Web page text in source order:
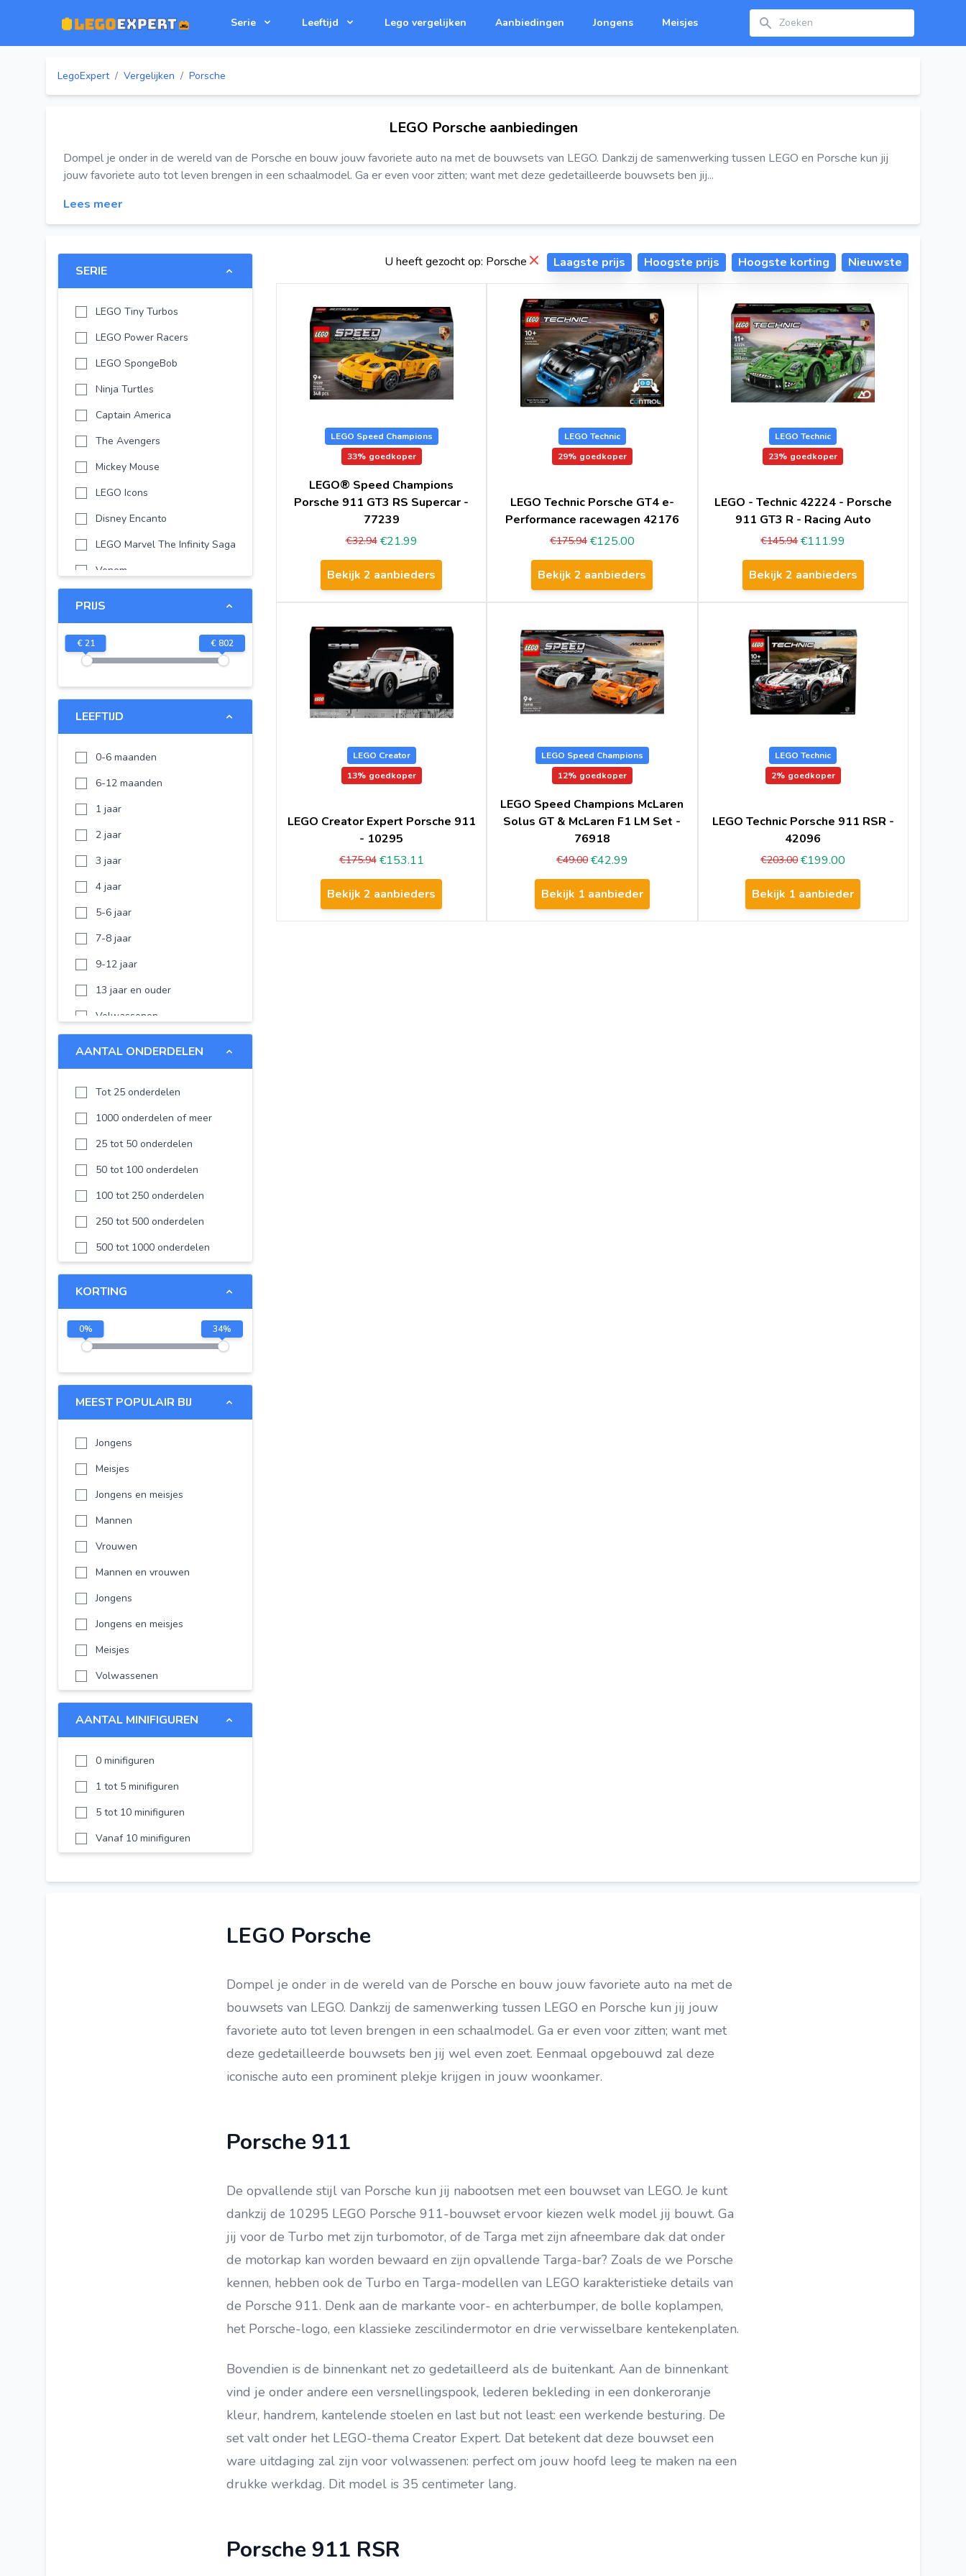
Serie Leeftijd Lego vergelijken Aanbiedingen Jongens Meisjes Zoeken
LegoExpert / Vergelijken / Porsche
LEGO Porsche aanbiedingen
Dompel je onder in de wereld van de Porsche en bouw jouw favoriete auto na met de bouwsets van LEGO. Dankzij de samenwerking tussen LEGO en Porsche kun jij
jouw favoriete auto tot leven brengen in een schaalmodel. Ga er even voor zitten; want met deze gedetailleerde bouwsets ben jij...
Lees meer
SERIE
LEGO Tiny Turbos
LEGO Power Racers
LEGO SpongeBob
Ninja Turtles
Captain America
The Avengers
Mickey Mouse
LEGO Icons
Disney Encanto
LEGO Marvel The Infinity Saga
Venom
LEGO Marvel
Disney Princess Frozen
LEGO DREAMZzz
LEGO Animal Crossing
LEGO Gabby's Dollhouse
LEGO Iconic
LEGO Ninjago
Lego Ninjago
Lego Disney Princes
LEGO Duplo
LEGO Despicable Me
LEGO Wicked
LEGO Fortnite
LEGO Horizon
LEGO Botanicals
Disney
Disney Frozen
LEGO Editions
Technic
LEGO Editions Football
LEGO The Legend of Zelda
LEGO Pokémon
LEGO City
LEGO Friends
LEGO Iconic
LEGO Spider-Man
Disney
-
-
LEGO The Legend of Zelda
LEGO Star Wars
LEGO City
LEGO Friends
LEGO NINJAGO
LEGO Creator
LEGO Minifigures
LEGO Super Heroes
LEGO Technic
LEGO Disney
LEGO Chima
LEGO Minecraft
LEGO NEXO KNIGHTS
LEGO Creator Expert
PRIJS
€21 €802
LEEFTIJD
0-6 maanden
6-12 maanden
1 jaar
2 jaar
3 jaar
4 jaar
5-6 jaar
7-8 jaar
9-12 jaar
13 jaar en ouder
Volwassenen
AANTAL ONDERDELEN
Tot 25 onderdelen
1000 onderdelen of meer
25 tot 50 onderdelen
50 tot 100 onderdelen
100 tot 250 onderdelen
250 tot 500 onderdelen
500 tot 1000 onderdelen
KORTING
0% 34%
MEEST POPULAIR BIJ
Jongens
Meisjes
Jongens en meisjes
Mannen
Vrouwen
Mannen en vrouwen
Jongens
Jongens en meisjes
Meisjes
Volwassenen
AANTAL MINIFIGUREN
0 minifiguren
1 tot 5 minifiguren
5 tot 10 minifiguren
Vanaf 10 minifiguren
U heeft gezocht op: Porsche DismissLaagste prijs Hoogste prijs Hoogste korting Nieuwste
LEGO Speed Champions
33% goedkoper
LEGO® Speed Champions
Porsche 911 GT3 RS Supercar -
77239
€32.94 €21.99
Bekijk 2 aanbieders
LEGO Technic
29% goedkoper
LEGO Technic Porsche GT4 e-
Performance racewagen 42176
€175.94 €125.00
Bekijk 2 aanbieders
LEGO Technic
23% goedkoper
LEGO - Technic 42224 - Porsche
911 GT3 R - Racing Auto
€145.94 €111.99
Bekijk 2 aanbieders
LEGO Creator
13% goedkoper
LEGO Creator Expert Porsche 911
- 10295
€175.94 €153.11
Bekijk 2 aanbieders
LEGO Speed Champions
12% goedkoper
LEGO Speed Champions McLaren
Solus GT & McLaren F1 LM Set -
76918
€49.00 €42.99
Bekijk 1 aanbieder
LEGO Technic
2% goedkoper
LEGO Technic Porsche 911 RSR -
42096
€203.00 €199.00
Bekijk 1 aanbieder
LEGO Porsche
Dompel je onder in de wereld van de Porsche en bouw jouw favoriete auto na met de
bouwsets van LEGO. Dankzij de samenwerking tussen LEGO en Porsche kun jij jouw
favoriete auto tot leven brengen in een schaalmodel. Ga er even voor zitten; want met
deze gedetailleerde bouwsets ben jij wel even zoet. Eenmaal opgebouwd zal deze
iconische auto een prominent plekje krijgen in jouw woonkamer.
Porsche 911
De opvallende stijl van Porsche kun jij nabootsen met een bouwset van LEGO. Je kunt
dankzij de 10295 LEGO Porsche 911-bouwset ervoor kiezen welk model jij bouwt. Ga
jij voor de Turbo met zijn turbomotor, of de Targa met zijn afneembare dak dat onder
de motorkap kan worden bewaard en zijn opvallende Targa-bar? Zoals de we Porsche
kennen, hebben ook de Turbo en Targa-modellen van LEGO karakteristieke details van
de Porsche 911. Denk aan de markante voor- en achterbumper, de bolle koplampen,
het Porsche-logo, een klassieke zescilindermotor en drie verwisselbare kentekenplaten.
Bovendien is de binnenkant net zo gedetailleerd als de buitenkant. Aan de binnenkant
vind je onder andere een versnellingspook, lederen bekleding in een donkeroranje
kleur, handrem, kantelende stoelen en last but not least: een werkende besturing. De
set valt onder het LEGO-thema Creator Expert. Dat betekent dat deze bouwset een
ware uitdaging zal zijn voor volwassenen: perfect om jouw hoofd leeg te maken na een
drukke werkdag. Dit model is 35 centimeter lang.
Porsche 911 RSR